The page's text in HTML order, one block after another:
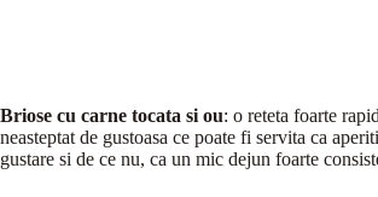
Briose cu carne tocata si ou: o reteta foarte
neasteptat de gustoasa ce poate fi servita ca
gustare si de ce nu, ca un mic dejun foarte